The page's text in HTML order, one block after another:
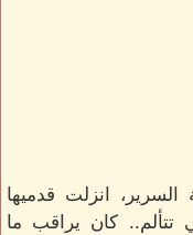
انزلت قدميها
كان يراقب ما